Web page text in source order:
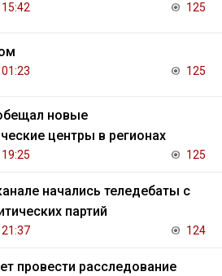
125
125
новые
центры в регионах
125
начались теледебаты с
партий
124
провести расследование